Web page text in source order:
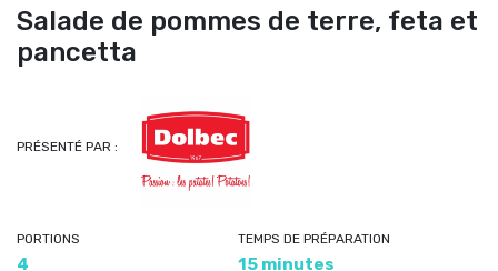
Salade de pommes de terre, feta et
pancetta
PRÉSENTÉ PAR :
PORTIONS
4
TEMPS DE PRÉPARATION
15 minutes